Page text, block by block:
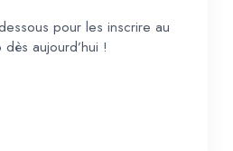
pour les inscrire au
aujourd’hui !